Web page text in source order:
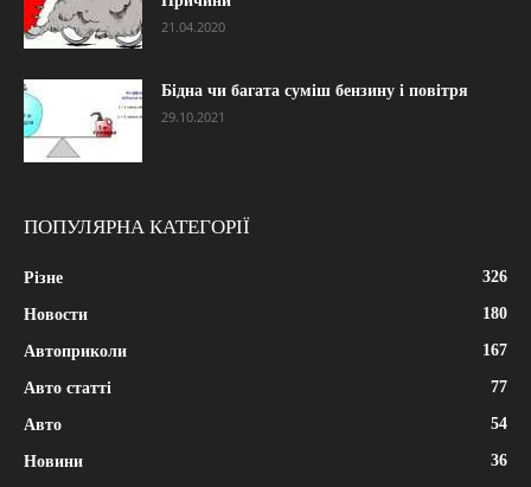
21.04.2020
Бідна чи багата суміш бензину і повітря
29.10.2021
ПОПУЛЯРНА КАТЕГОРІЇ
Різне 326
Новости 180
Автоприколи 167
Авто статті 77
Авто 54
Новини 36